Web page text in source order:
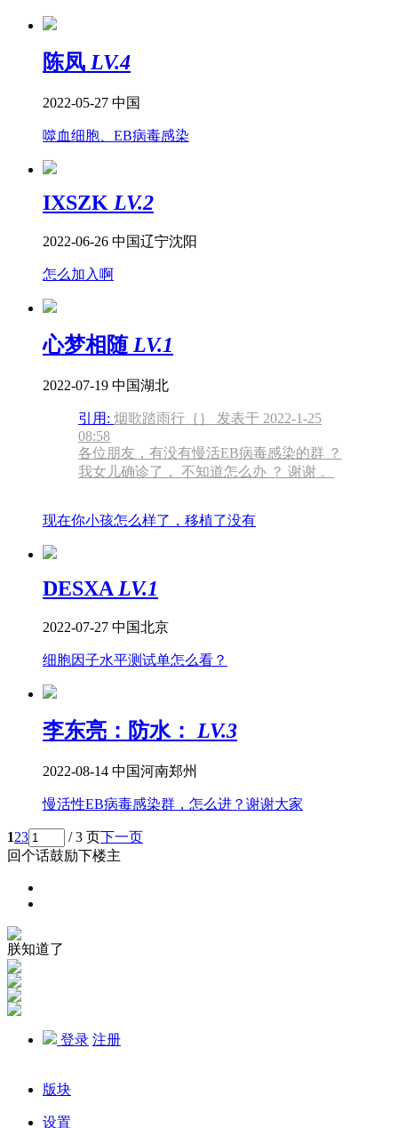
陈凤 LV.4
2022-05-27 中国
噬血细胞、EB病毒感染
IXSZK LV.2
2022-06-26 中国辽宁沈阳
怎么加入啊
心梦相随LV.1
2022-07-19 中国湖北
引用: 烟歌踏雨行｛｝ 发表于 2022-1-25
08:58
各位朋友，有没有慢活EB病毒感染的群 ？
我女儿确诊了， 不知道怎么办 ？ 谢谢 。
现在你小孩怎么样了，移植了没有
DESXA LV.1
2022-07-27 中国北京
细胞因子水平测试单怎么看？
李东亮：防水： LV.3
2022-08-14 中国河南郑州
慢活性EB病毒感染群，怎么进？谢谢大家
123 / 3 页下一页
回个话鼓励下楼主
朕知道了
登录 注册
版块
设置